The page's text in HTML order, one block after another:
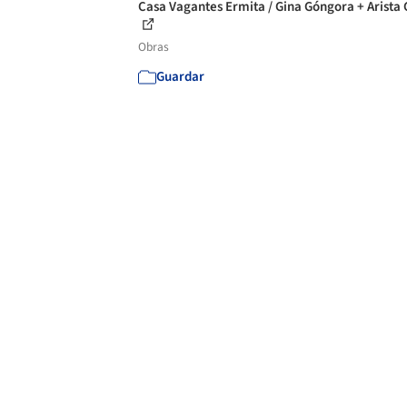
Casa Vagantes Ermita / Gina Góngora + Arista
Obras
Guardar